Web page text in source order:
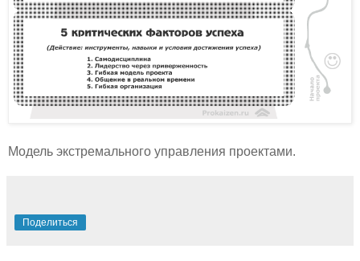
Модель экстремального управления проектами.
Поделиться